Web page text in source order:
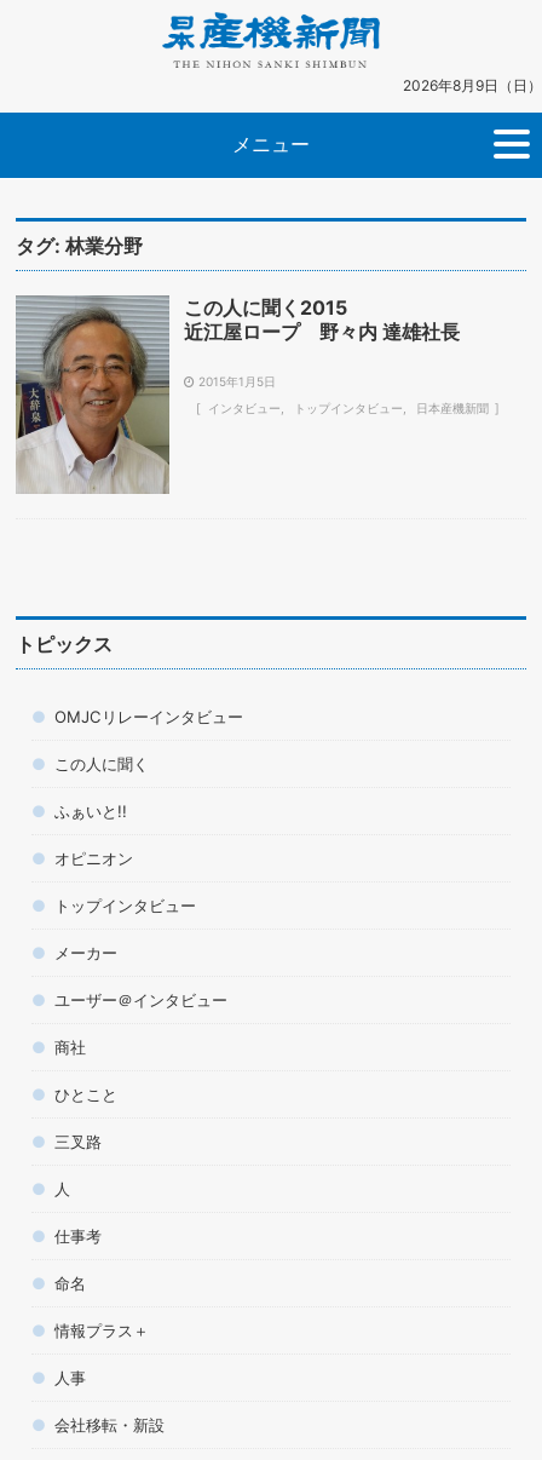
2026年8月9日（日）
メニュー
タグ:林業分野
この人に聞く2015
近江屋ロープ 野々内 達雄社長
2015年1月5日
インタビュー
トップインタビュー 日本産機新聞
トピックス
OMJCリレーインタビュー
この人に聞く
ふぁいと!!
オピニオン
トップインタビュー
メーカー
ユーザー＠インタビュー
商社
ひとこと
三叉路
人
仕事考
命名
情報プラス＋
人事
会社移転・新設